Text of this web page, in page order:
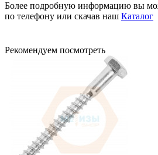
Более подробную информацию вы
по телефону или скачав наш Каталог
Рекомендуем посмотреть